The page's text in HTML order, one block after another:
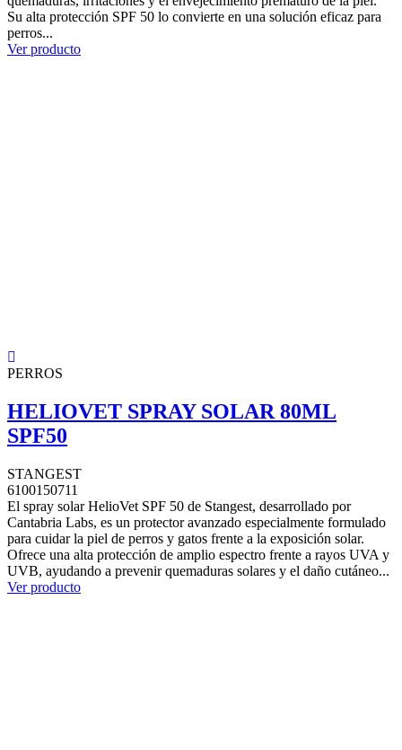
Su alta protección SPF 50 lo convierte en una solución eficaz para
perros...
Ver producto
PERROS
HELIOVET SPRAY SOLAR 80ML
SPF50
STANGEST
6100150711
El spray solar HelioVet SPF 50 de Stangest, desarrollado por
Cantabria Labs, es un protector avanzado especialmente formulado
para cuidar la piel de perros y gatos frente a la exposición solar.
Ofrece una alta protección de amplio espectro frente a rayos UVA y
UVB, ayudando a prevenir quemaduras solares y el daño cutáneo...
Ver producto